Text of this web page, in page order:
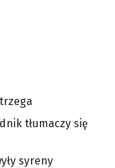
tłumaczy się
syreny